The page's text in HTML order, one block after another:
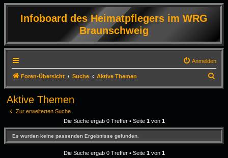
Infoboard des Heimatpflegers im WRG
Braunschweig
Anmelden
Foren-Übersicht Suche Aktive Themen
u
Aktive Themen
Zur erweiterten Suche
Die Suche ergab 0 Treffer • Seite 1von 1
Es wurden keine passenden Ergebnisse gefunden.
Die Suche ergab 0 Treffer • Seite 1von 1